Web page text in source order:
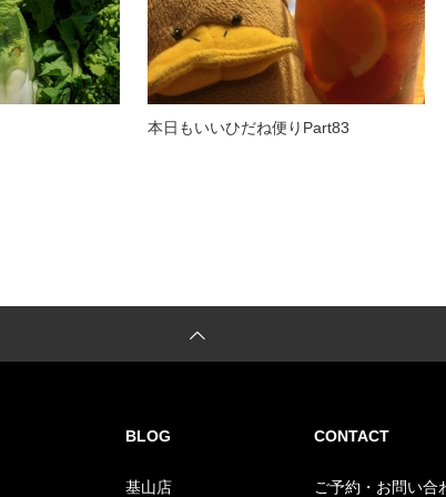
本日もいいひだね便りPart83
BLOG
基山店
CONTACT
ご予約・お問い合